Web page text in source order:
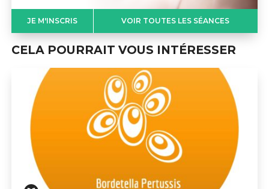
JE M'INSCRIS VOIR TOUTES LES SÉANCES
CELA POURRAIT VOUS INTÉRESSER